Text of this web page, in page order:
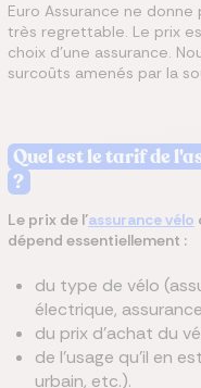
Euro Assurance ne
très regrettable. Le prix
choix d’une assurance.
surcoûts amenés par la
Quel est le tarif de
?
Le prix de l’assurance vélo
dépend essentiellement :
du type de vélo
électrique,
du prix d’achat du
de l’usage qu’il en
urbain, etc.).